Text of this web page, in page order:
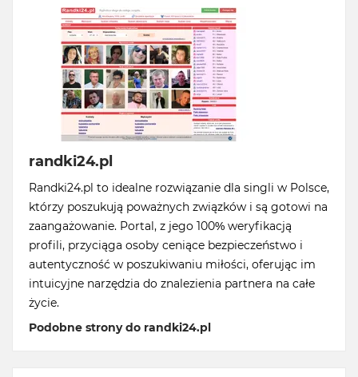
randki24.pl
Randki24.pl to idealne rozwiązanie dla singli w Polsce,
którzy poszukują poważnych związków i są gotowi na
zaangażowanie. Portal, z jego 100% weryfikacją
profili, przyciąga osoby ceniące bezpieczeństwo i
autentyczność w poszukiwaniu miłości, oferując im
intuicyjne narzędzia do znalezienia partnera na całe
życie.
Podobne strony do randki24.pl